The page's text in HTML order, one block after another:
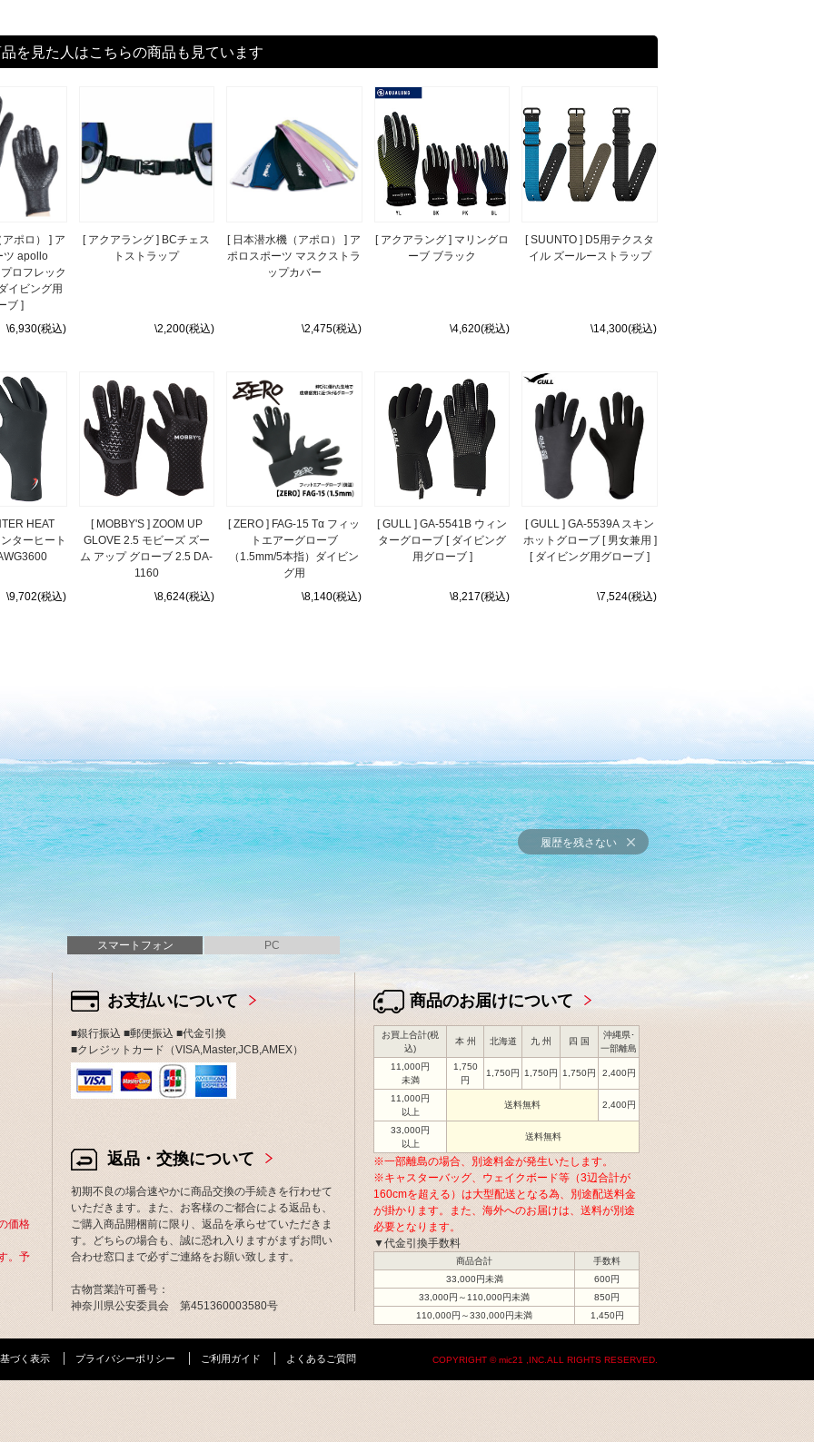
を見た人はこちらの商品も見ています
ポロ） ] ア
ツ apollo
ロフレック
イビング用
ブ ]
\6,930(税込)
[ アクアラング ] BCチェス
トストラップ
\2,200(税込)
[ 日本潜水機（アポロ） ] ア
ポロスポーツ マスクストラ
ップカバー
\2,475(税込)
[ アクアラング ] マリングロ
ーブ ブラック
\4,620(税込)
[ SUUNTO ] D5用テクスタ
イル ズールーストラップ
\14,300(税込)
HEAT
ターヒート
\9,702(税込)
[ MOBBY'S ] ZOOM UP
GLOVE 2.5 モビーズ ズー
ム アップ グローブ 2.5 DA-
1160
\8,624(税込)
[ ZERO ] FAG-15 Tα フィッ
トエアーグローブ
（1.5mm/5本指）ダイビン
グ用
\8,140(税込)
[ GULL ] GA-5541B ウィン
ターグローブ [ ダイビング
用グローブ ]
\8,217(税込)
[ GULL ] GA-5539A スキン
ホットグローブ [ 男女兼用 ]
[ ダイビング用グローブ ]
\7,524(税込)
履歴を残さない
スマートフォン PC
価格
。予
お支払いについて
■銀行振込 ■郵便振込 ■代金引換
■クレジットカード（VISA,Master,JCB,AMEX）
返品・交換について
初期不良の場合速やかに商品交換の手続きを行わせて
いただきます。また、お客様のご都合による返品も、
ご購入商品開梱前に限り、返品を承らせていただきま
す。どちらの場合も、誠に恐れ入りますがまずお問い
合わせ窓口まで必ずご連絡をお願い致します。
古物営業許可番号：
神奈川県公安委員会 第451360003580号
商品のお届けについて
お買上合計(税
込)
本 州 北海道 九 州 四 国
沖縄県･
一部離島
11,000円
未満
1,750
円
1,750円 1,750円 1,750円 2,400円
11,000円
以上
送料無料 2,400円
33,000円
以上
送料無料
※一部離島の場合、別途料金が発生いたします。
※キャスターバッグ、ウェイクボード等（3辺合計が
160cmを超える）は大型配送となる為、別途配送料金
が掛かります。また、海外へのお届けは、送料が別途
必要となります。
▼代金引換手数料
商品合計
手数料
33,000円未満
600円
33,000円～110,000円未満
850円
110,000円～330,000円未満
1,450円
づく表示 プライバシーポリシー ご利用ガイド よくあるご質問 COPYRIGHT © mic21 ,INC.ALL RIGHTS RESERVED.